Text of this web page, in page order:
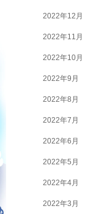
2022年12月
2022年11月
2022年10月
2022年9月
2022年8月
2022年7月
2022年6月
2022年5月
2022年4月
2022年3月